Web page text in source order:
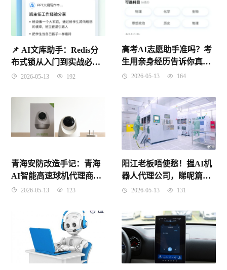
📌 ​AI文库助手：Redis分
布式锁从入门到实战必知
要点2026-05-13 192
高考AI志愿助手准吗？考
生用亲身经历告诉你真实
答案2026-05-13 164
青海安防改造手记：青海
AI智能高速球机代理商怎
么找才不踩坑
2026-05-13 123
阳江老板唔使愁！揾AI机
器人代理公司，睇呢篇就
够晒数！
2026-05-13 131